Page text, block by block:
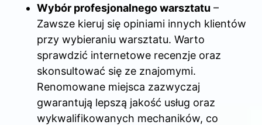
Wybór profesjonalnego warsztatu –
Zawsze kieruj się opiniami innych klientów
przy wybieraniu warsztatu. Warto
sprawdzić internetowe recenzje oraz
skonsultować się ze znajomymi.
Renomowane miejsca zazwyczaj
gwarantują lepszą jakość usług oraz
wykwalifikowanych mechaników, co